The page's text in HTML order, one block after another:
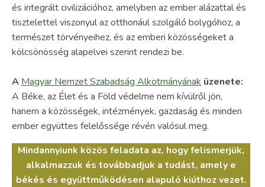
és integrált civilizációhoz, amelyben az ember alázattal és
tisztelettel viszonyul az otthonául szolgáló bolygóhoz, a
természet törvényeihez, és az emberi közösségeket a
kölcsönösség alapelvei szerint rendezi be.
A Magyar Nemzet Szabadság Alkotmányának üzenete:
A Béke, az Élet és a Föld védelme nem kívülről jön,
hanem a közösségek, intézmények, gazdaság és minden
ember együttes felelőssége révén valósul meg.
Mindannyiunk közös feladata az, hogy felismerjük,
alkalmazzuk és továbbadjuk a tudást, amely e
békés és együttműködésen alapuló kiúthoz vezet.